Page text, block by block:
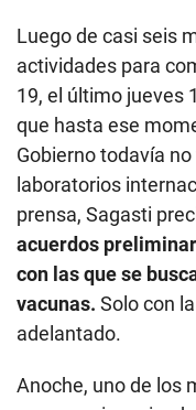
Luego de casi seis
actividades para
19, el último jueves
que hasta ese
Gobierno todavía
laboratorios
prensa, Sagasti
acuerdos
con las que se
vacunas. Solo con
adelantado.
Anoche, uno de los